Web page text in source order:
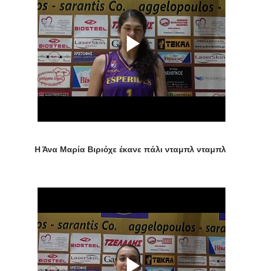
Η Άνα Μαρία Βιριόχε έκανε πάλι νταμπλ νταμπλ